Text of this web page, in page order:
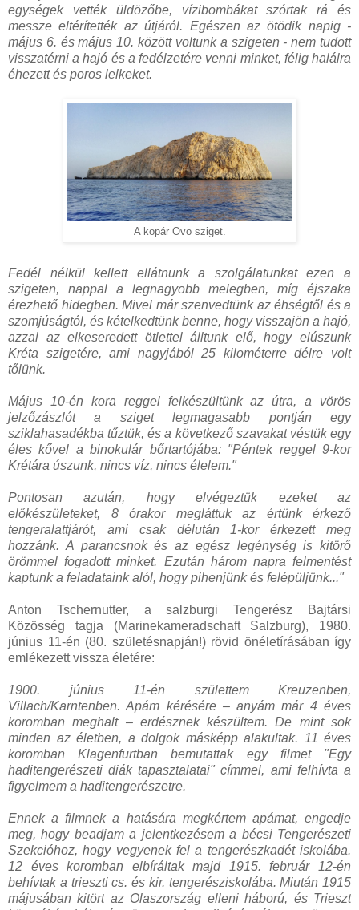
egységek vették üldözőbe, vízibombákat szórtak rá és
messze eltérítették az útjáról. Egészen az ötödik napig -
május 6. és május 10. között voltunk a szigeten - nem tudott
visszatérni a hajó és a fedélzetére venni minket, félig halálra
éhezett és poros lelkeket.
A kopár Ovo sziget.
Fedél nélkül kellett ellátnunk a szolgálatunkat ezen a
szigeten, nappal a legnagyobb melegben, míg éjszaka
érezhető hidegben. Mivel már szenvedtünk az éhségtől és a
szomjúságtól, és kételkedtünk benne, hogy visszajön a hajó,
azzal az elkeseredett ötlettel álltunk elő, hogy elúszunk
Kréta szigetére, ami nagyjából 25 kilométerre délre volt
tőlünk.
Május 10-én kora reggel felkészültünk az útra, a vörös
jelzőzászlót a sziget legmagasabb pontján egy
sziklahasadékba tűztük, és a következő szavakat véstük egy
éles kővel a binokulár bőrtartójába: "Péntek reggel 9-kor
Krétára úszunk, nincs víz, nincs élelem."
Pontosan azután, hogy elvégeztük ezeket az
előkészületeket, 8 órakor megláttuk az értünk érkező
tengeralattjárót, ami csak délután 1-kor érkezett meg
hozzánk. A parancsnok és az egész legénység is kitörő
örömmel fogadott minket. Ezután három napra felmentést
kaptunk a feladataink alól, hogy pihenjünk és felépüljünk..."
Anton Tschernutter, a salzburgi Tengerész Bajtársi
Közösség tagja (Marinekameradschaft Salzburg), 1980.
június 11-én (80. születésnapján!) rövid önéletírásában így
emlékezett vissza életére:
1900. június 11-én születtem Kreuzenben,
Villach/Karntenben. Apám kérésére – anyám már 4 éves
koromban meghalt – erdésznek készültem. De mint sok
minden az életben, a dolgok másképp alakultak. 11 éves
koromban Klagenfurtban bemutattak egy filmet "Egy
haditengerészeti diák tapasztalatai" címmel, ami felhívta a
figyelmem a haditengerészetre.
Ennek a filmnek a hatására megkértem apámat, engedje
meg, hogy beadjam a jelentkezésem a bécsi Tengerészeti
Szekcióhoz, hogy vegyenek fel a tengerészkadét iskolába.
12 éves koromban elbíráltak majd 1915. február 12-én
behívtak a trieszti cs. és kir. tengerésziskolába. Miután 1915
májusában kitört az Olaszország elleni háború, és Trieszt